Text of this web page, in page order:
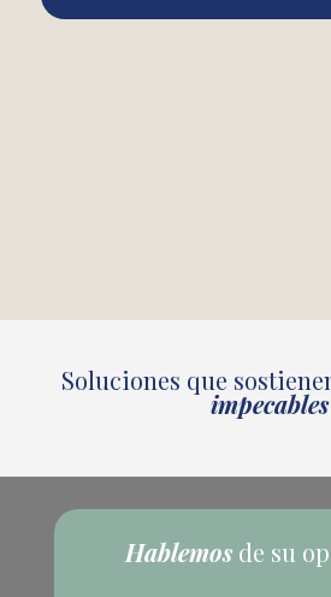
Soluciones que
impecables
Hablemos de su